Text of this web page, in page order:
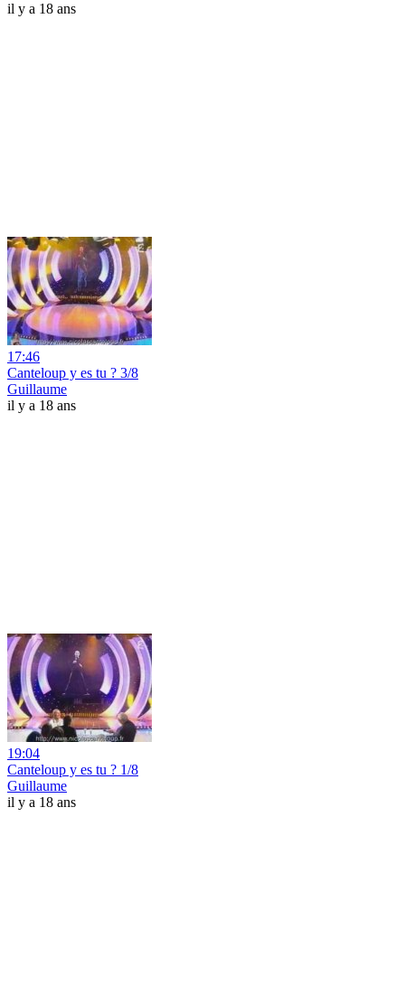
il y a 18 ans
17:46
Canteloup y es tu ? 3/8
Guillaume
il y a 18 ans
19:04
Canteloup y es tu ? 1/8
Guillaume
il y a 18 ans